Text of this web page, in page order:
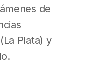
de
Plata) y